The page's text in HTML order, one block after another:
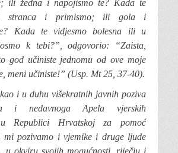
ili žedna i napojismo te? Kada te
stranca i primismo; ili gola i
Kada te vidjesmo bolesna ili u
k tebi?”, odgovorio: “Zaista,
god učiniste jednomu od ove moje
meni učiniste!” (Usp. Mt 25, 37-40).
i u duhu višekratnih javnih poziva
i nedavnoga Apela vjerskih
u Republici Hrvatskoj za pomoć
mi pozivamo i vjemike i druge ljude
u okviru svojih mogućnosti, riječju i